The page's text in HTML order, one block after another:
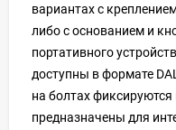
вариантах с
либо с основанием и
портативного
доступны в формате
на болтах
предназначены для